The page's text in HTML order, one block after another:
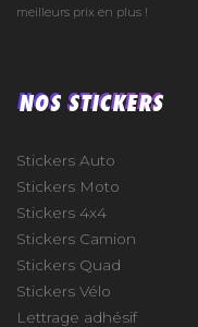
meilleurs prix en plus !
NOS STICKERS
Stickers Auto
Stickers Moto
Stickers 4x4
Stickers Camion
Stickers Quad
Stickers Vélo
Lettrage adhésif